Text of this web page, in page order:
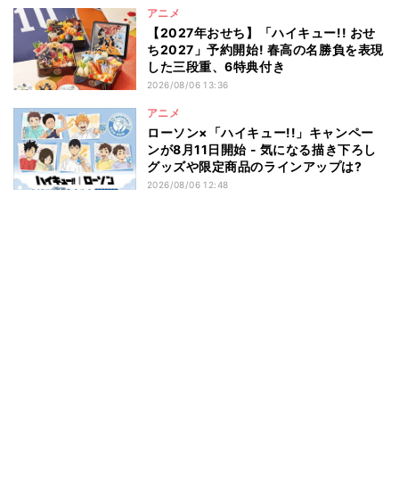
アニメ
【2027年おせち】「ハイキュー!! おせ
ち2027」予約開始! 春高の名勝負を表現
した三段重、6特典付き
2026/08/06 13:36
アニメ
ローソン×「ハイキュー!!」キャンペー
ンが8月11日開始 - 気になる描き下ろし
グッズや限定商品のラインアップは?
2026/08/06 12:48